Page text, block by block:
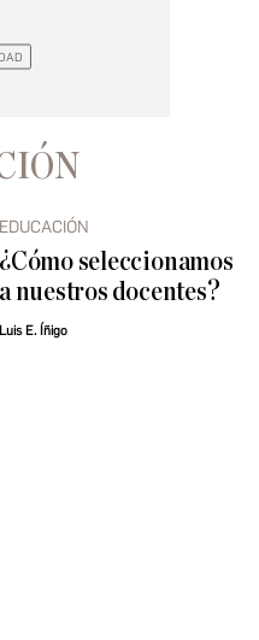
EDUCACIÓN
¿Cómo seleccionamos
a nuestros docentes?
Luis E. Íñigo